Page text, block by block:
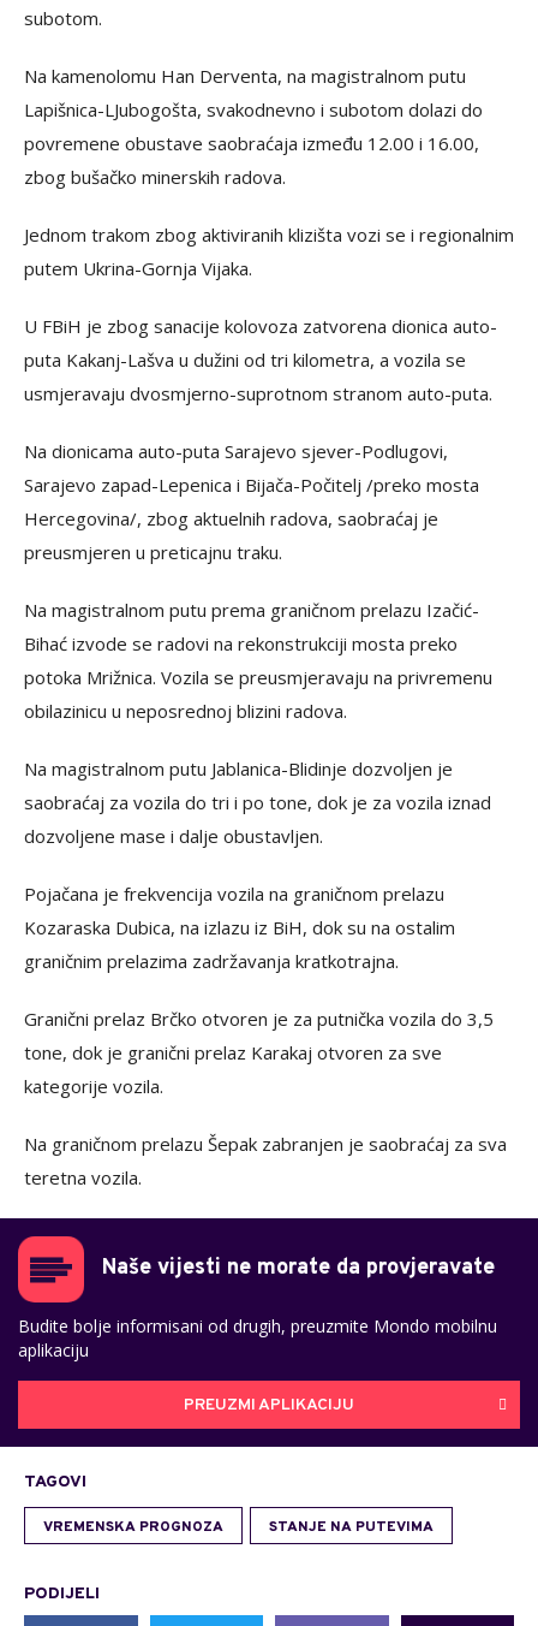
subotom.
Na kamenolomu Han Derventa, na magistralnom putu
Lapišnica-LJubogošta, svakodnevno i subotom dolazi do
povremene obustave saobraćaja između 12.00 i 16.00,
zbog bušačko minerskih radova.
Jednom trakom zbog aktiviranih klizišta vozi se i regionalnim
putem Ukrina-Gornja Vijaka.
U FBiH je zbog sanacije kolovoza zatvorena dionica auto-
puta Kakanj-Lašva u dužini od tri kilometra, a vozila se
usmjeravaju dvosmjerno-suprotnom stranom auto-puta.
Na dionicama auto-puta Sarajevo sjever-Podlugovi,
Sarajevo zapad-Lepenica i Bijača-Počitelj /preko mosta
Hercegovina/, zbog aktuelnih radova, saobraćaj je
preusmjeren u preticajnu traku.
Na magistralnom putu prema graničnom prelazu Izačić-
Bihać izvode se radovi na rekonstrukciji mosta preko
potoka Mrižnica. Vozila se preusmjeravaju na privremenu
obilazinicu u neposrednoj blizini radova.
Na magistralnom putu Jablanica-Blidinje dozvoljen je
saobraćaj za vozila do tri i po tone, dok je za vozila iznad
dozvoljene mase i dalje obustavljen.
Pojačana je frekvencija vozila na graničnom prelazu
Kozaraska Dubica, na izlazu iz BiH, dok su na ostalim
graničnim prelazima zadržavanja kratkotrajna.
Granični prelaz Brčko otvoren je za putnička vozila do 3,5
tone, dok je granični prelaz Karakaj otvoren za sve
kategorije vozila.
Na graničnom prelazu Šepak zabranjen je saobraćaj za sva
teretna vozila.
Naše vijesti ne morate da provjeravate
Budite bolje informisani od drugih, preuzmite Mondo mobilnu
aplikaciju
PREUZMI APLIKACIJU
TAGOVI
VREMENSKA PROGNOZA STANJE NA PUTEVIMA
PODIJELI